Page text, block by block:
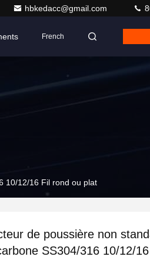
hbkedacc@gmail.com
French
10/12/16 Fil rond ou plat
de poussière non
SS304/316 10/12/